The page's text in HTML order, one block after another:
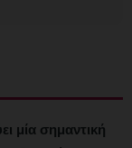
μία σημαντική